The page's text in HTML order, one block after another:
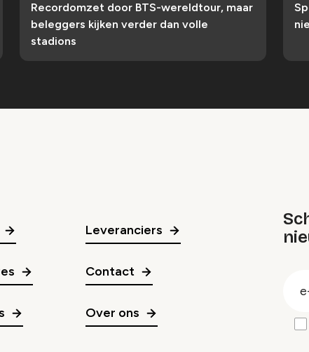
Recordomzet door BTS-wereldtour, maar
beleggers kijken verder dan volle
stadions
Leveranciers
Contact
Over ons